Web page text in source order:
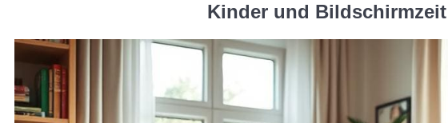
Kinder und Bildschirmzeit